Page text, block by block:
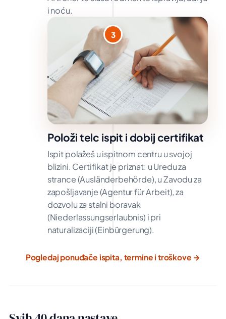
i noću.
3
Položi telc ispit i dobij certifikat
Ispit polažeš u ispitnom centru u svojoj
blizini. Certifikat je priznat: u Uredu za
strance (Ausländerbehörde), u Zavodu za
zapošljavanje (Agentur für Arbeit), za
dozvolu za stalni boravak
(Niederlassungserlaubnis) i pri
naturalizaciji (Einbürgerung).
Pogledaj ponuđače ispita, termine i troškove →